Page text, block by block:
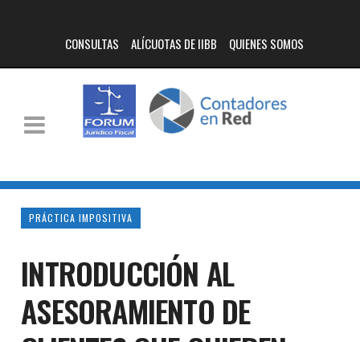
CONSULTAS ALÍCUOTAS DE IIBB QUIENES SOMOS
PRÁCTICA IMPOSITIVA
INTRODUCCIÓN AL
ASESORAMIENTO DE